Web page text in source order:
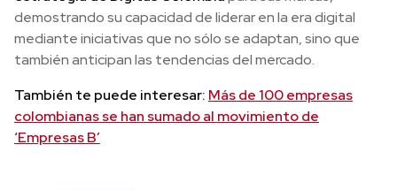
demostrando su capacidad de liderar en la era digital
mediante iniciativas que no sólo se adaptan, sino que
también anticipan las tendencias del mercado.
También te puede interesar: Más de 100 empresas
colombianas se han sumado al movimiento de
‘Empresas B’